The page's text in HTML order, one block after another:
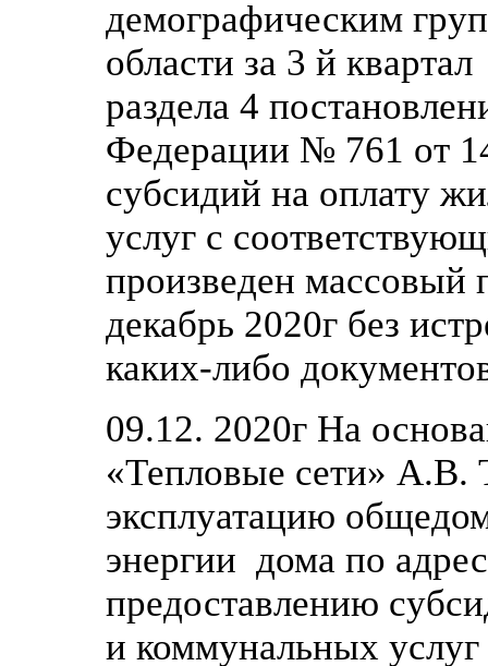
демографическим
области за 3 й
раздела 4
Федерации № 761 от
субсидий на оплату
услуг с
произведен массовый
декабрь 2020г без
каких-либо
09.12. 2020г На
«Тепловые сети» А.В.
эксплуатацию
энергии дома по
предоставлению
и коммунальных